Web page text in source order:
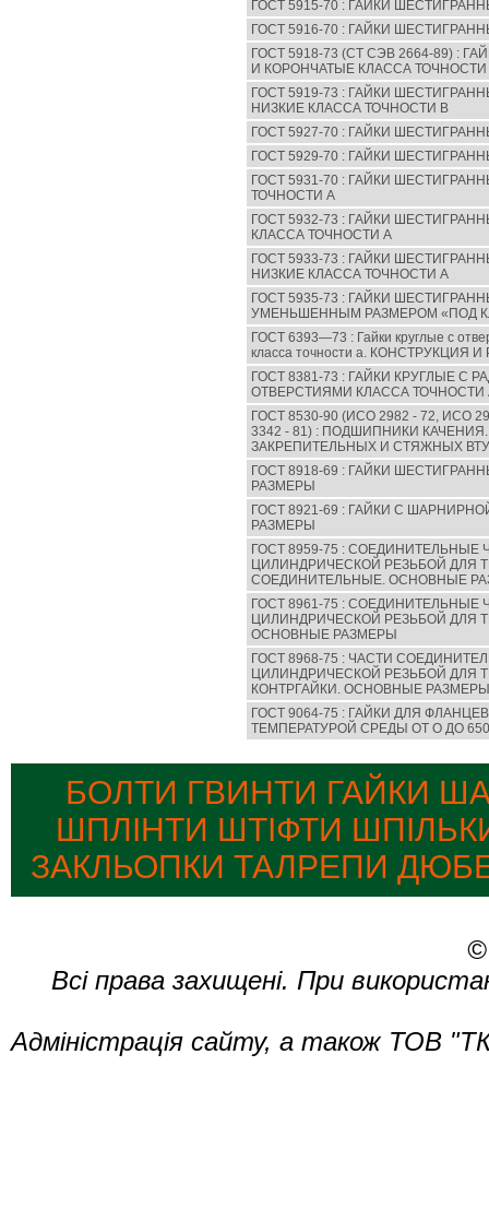
ГОСТ 5915-70 : ГАЙКИ
ГОСТ 5916-70 : ГАЙКИ
ГОСТ 5918-73 (CT СЭВ 2664-89) :
И КОРОНЧАТЫЕ КЛАССА
ГОСТ 5919-73 : ГАЙКИ
НИЗКИЕ КЛАССА ТОЧНОСТИ В
ГОСТ 5927-70 : ГАЙКИ
ГОСТ 5929-70 : ГАЙКИ
ГОСТ 5931-70 : ГАЙКИ
ТОЧНОСТИ А
ГОСТ 5932-73 : ГАЙКИ
КЛАССА ТОЧНОСТИ А
ГОСТ 5933-73 : ГАЙКИ
НИЗКИЕ КЛАССА ТОЧНОСТИ А
ГОСТ 5935-73 : ГАЙКИ
УМЕНЬШЕННЫМ РАЗМЕРОМ «ПОД
ГОСТ 6393—73 : Гайки круглые с
класса точности а. КОНСТРУКЦИЯ
ГОСТ 8381-73 : ГАЙКИ КРУГЛЫЕ
ОТВЕРСТИЯМИ КЛАССА
ГОСТ 8530-90 (ИСО 2982 - 72, ИСО
3342 - 81) : ПОДШИПНИКИ
ЗАКРЕПИТЕЛЬНЫХ И СТЯЖНЫХ
ГОСТ 8918-69 : ГАЙКИ
РАЗМЕРЫ
ГОСТ 8921-69 : ГАЙКИ С
РАЗМЕРЫ
ГОСТ 8959-75 : СОЕДИНИТЕЛЬНЫЕ
ЦИЛИНДРИЧЕСКОЙ РЕЗЬБОЙ ДЛЯ
СОЕДИНИТЕЛЬНЫЕ. ОСНОВНЫЕ
ГОСТ 8961-75 : СОЕДИНИТЕЛЬНЫЕ
ЦИЛИНДРИЧЕСКОЙ РЕЗЬБОЙ ДЛЯ
ОСНОВНЫЕ РАЗМЕРЫ
ГОСТ 8968-75 : ЧАСТИ
ЦИЛИНДРИЧЕСКОЙ РЕЗЬБОЙ ДЛЯ
КОНТРГАЙКИ. ОСНОВНЫЕ РАЗМЕРЫ
ГОСТ 9064-75 : ГАЙКИ ДЛЯ
ТЕМПЕРАТУРОЙ СРЕДЫ ОТ О ДО
БОЛТИ ГВИНТИ ГАЙКИ
ШПЛІНТИ ШТІФТИ
ЗАКЛЬОПКИ ТАЛРЕПИ
©
Всі права захищені. При
Адміністрація сайту, а також ТОВ